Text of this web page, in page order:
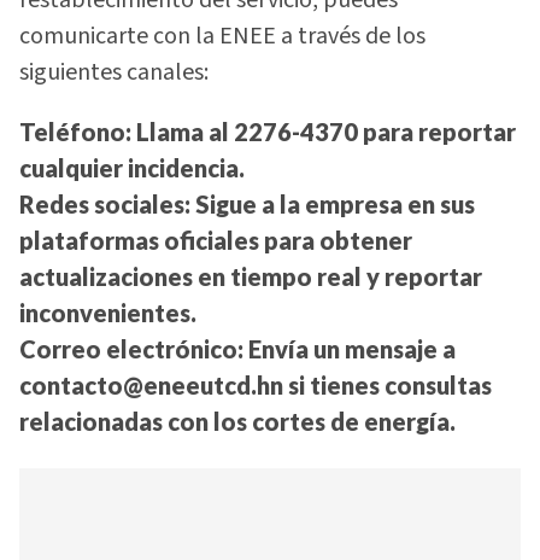
comunicarte con la ENEE a través de los
siguientes canales:
Teléfono: Llama al 2276-4370 para reportar
cualquier incidencia.
Redes sociales: Sigue a la empresa en sus
plataformas oficiales para obtener
actualizaciones en tiempo real y reportar
inconvenientes.
Correo electrónico: Envía un mensaje a
contacto@eneeutcd.hnsi tienes consultas
relacionadas con los cortes de energía.